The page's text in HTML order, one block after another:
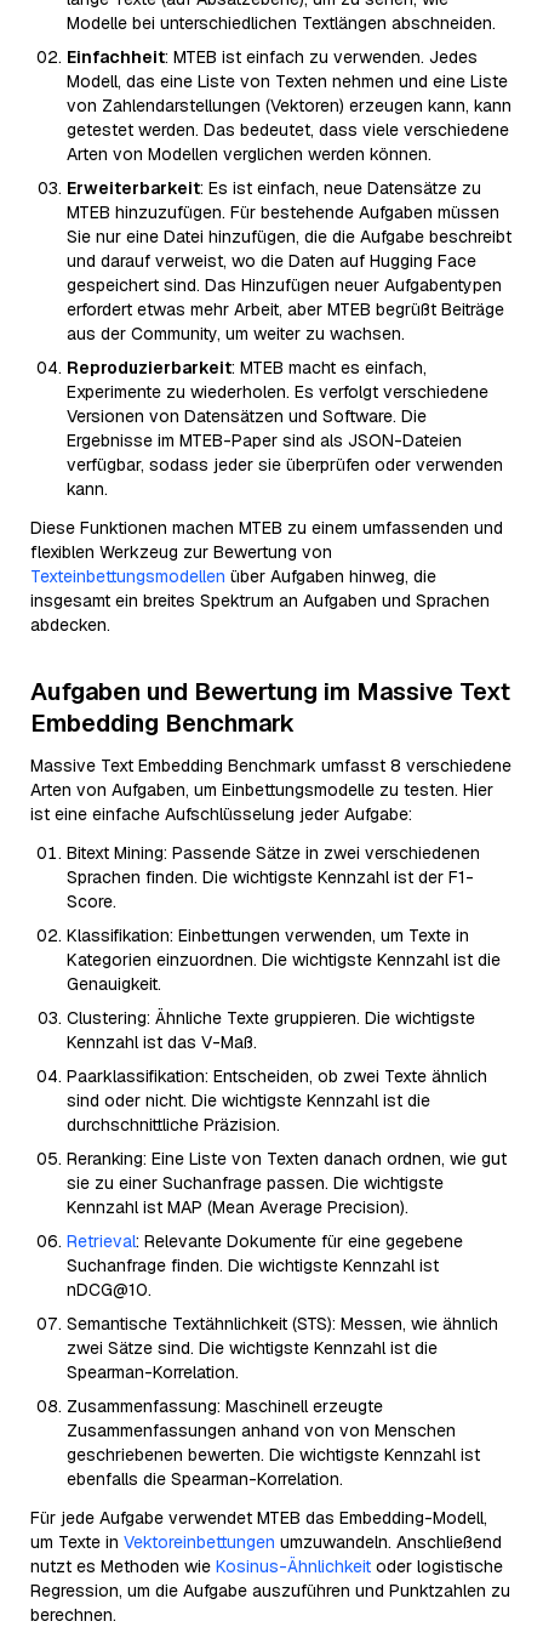
Modelle bei unterschiedlichen Textlängen abschneiden.
Einfachheit: MTEB ist einfach zu verwenden. Jedes
Modell, das eine Liste von Texten nehmen und eine Liste
von Zahlendarstellungen (Vektoren) erzeugen kann, kann
getestet werden. Das bedeutet, dass viele verschiedene
Arten von Modellen verglichen werden können.
Erweiterbarkeit: Es ist einfach, neue Datensätze zu
MTEB hinzuzufügen. Für bestehende Aufgaben müssen
Sie nur eine Datei hinzufügen, die die Aufgabe beschreibt
und darauf verweist, wo die Daten auf Hugging Face
gespeichert sind. Das Hinzufügen neuer Aufgabentypen
erfordert etwas mehr Arbeit, aber MTEB begrüßt Beiträge
aus der Community, um weiter zu wachsen.
Reproduzierbarkeit: MTEB macht es einfach,
Experimente zu wiederholen. Es verfolgt verschiedene
Versionen von Datensätzen und Software. Die
Ergebnisse im MTEB-Paper sind als JSON-Dateien
verfügbar, sodass jeder sie überprüfen oder verwenden
kann.
Diese Funktionen machen MTEB zu einem umfassenden und
flexiblen Werkzeug zur Bewertung von
Texteinbettungsmodellen über Aufgaben hinweg, die
insgesamt ein breites Spektrum an Aufgaben und Sprachen
abdecken.
Aufgaben und Bewertung im Massive Text
Embedding Benchmark
Massive Text Embedding Benchmark umfasst 8 verschiedene
Arten von Aufgaben, um Einbettungsmodelle zu testen. Hier
ist eine einfache Aufschlüsselung jeder Aufgabe:
Bitext Mining: Passende Sätze in zwei verschiedenen
Sprachen finden. Die wichtigste Kennzahl ist der F1-
Score.
Klassifikation: Einbettungen verwenden, um Texte in
Kategorien einzuordnen. Die wichtigste Kennzahl ist die
Genauigkeit.
Clustering: Ähnliche Texte gruppieren. Die wichtigste
Kennzahl ist das V-Maß.
Paarklassifikation: Entscheiden, ob zwei Texte ähnlich
sind oder nicht. Die wichtigste Kennzahl ist die
durchschnittliche Präzision.
Reranking: Eine Liste von Texten danach ordnen, wie gut
sie zu einer Suchanfrage passen. Die wichtigste
Kennzahl ist MAP (Mean Average Precision).
Retrieval: Relevante Dokumente für eine gegebene
Suchanfrage finden. Die wichtigste Kennzahl ist
nDCG@10.
Semantische Textähnlichkeit (STS): Messen, wie ähnlich
zwei Sätze sind. Die wichtigste Kennzahl ist die
Spearman-Korrelation.
Zusammenfassung: Maschinell erzeugte
Zusammenfassungen anhand von von Menschen
geschriebenen bewerten. Die wichtigste Kennzahl ist
ebenfalls die Spearman-Korrelation.
Für jede Aufgabe verwendet MTEB das Embedding-Modell,
um Texte in Vektoreinbettungen umzuwandeln. Anschließend
nutzt es Methoden wie Kosinus-Ähnlichkeit oder logistische
Regression, um die Aufgabe auszuführen und Punktzahlen zu
berechnen.